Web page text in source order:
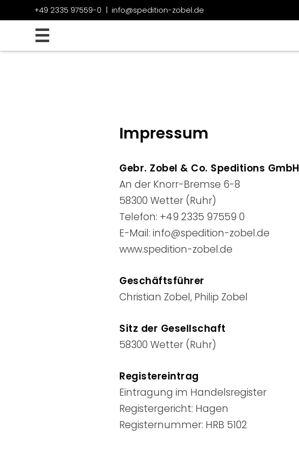
+49 2335 97559-0 |info@spedition-zobel.de
☰
Impressum
Gebr. Zobel & Co. Speditions GmbH
An der Knorr-Bremse 6-8
58300 Wetter (Ruhr)
Telefon: +49 2335 97559 0
E-Mail: info@spedition-zobel.de
www.spedition-zobel.de
Geschäftsführer
Christian Zobel, Philip Zobel
Sitz der Gesellschaft
58300 Wetter (Ruhr)
Registereintrag
Eintragung im Handelsregister
Registergericht: Hagen
Registernummer: HRB 5102